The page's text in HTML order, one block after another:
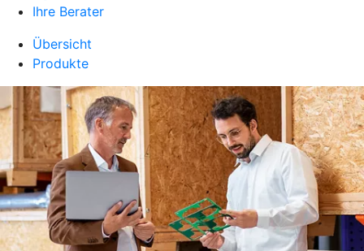
Ihre Berater
Übersicht
Produkte